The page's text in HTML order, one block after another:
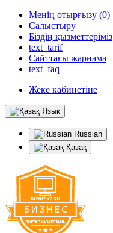
Менің отырғызу (0)
Салыстыру
Біздің қызметтеріміз
text_tarif
Сайттағы жарнама
text_faq
Жеке кабинетіне
Язык
Russian
Қазақ